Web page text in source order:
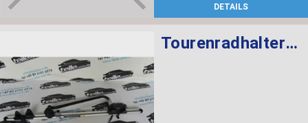
DETAILS
Tourenradhalterung